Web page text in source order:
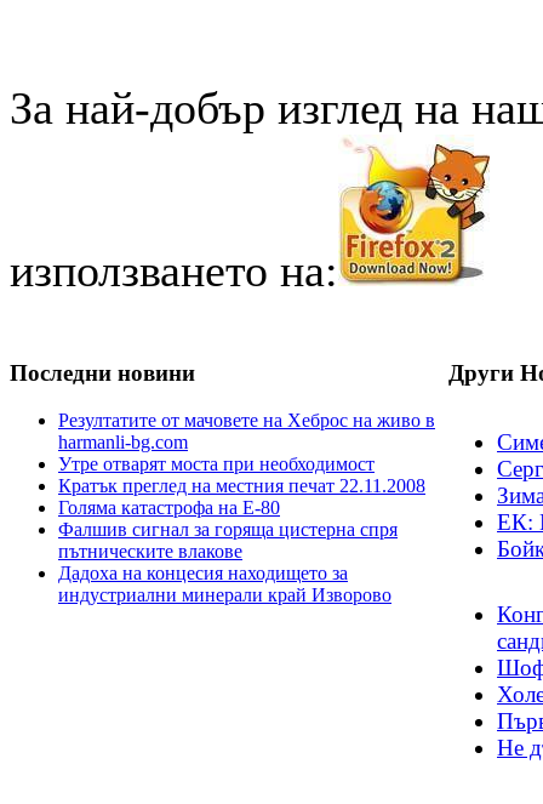
За най-добър изглед на
използването на:
Последни новини
Резултатите от мачовете на Хеброс на живо в
harmanli-bg.com
Утре отварят моста при необходимост
Кратък преглед на местния печат 22.11.2008
Голяма катастрофа на Е-80
Фалшив сигнал за горяща цистерна спря
пътническите влакове
Дадоха на концесия находището за
индустриални минерали край Изворово
Други
ЕК:
Не